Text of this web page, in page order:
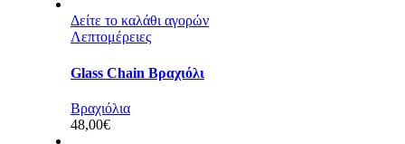
Δείτε το καλάθι αγορών
Λεπτομέρειες
Glass Chain Βραχιόλι
Βραχιόλια
48,00€